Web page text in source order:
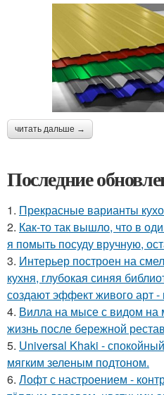
читать дальше →
Последние
1. Прекрасные варианты
2. Как-то так вышло, что в
я помыть посуду вручную,
3. Интерьер построен на
кухня, глубокая синяя
создают эффект живого арт -
4. Вилла на мысе с видом на
жизнь после бережной
5. Universal Khaki -
мягким зеленым подтоном.
6. Лофт с настроением -